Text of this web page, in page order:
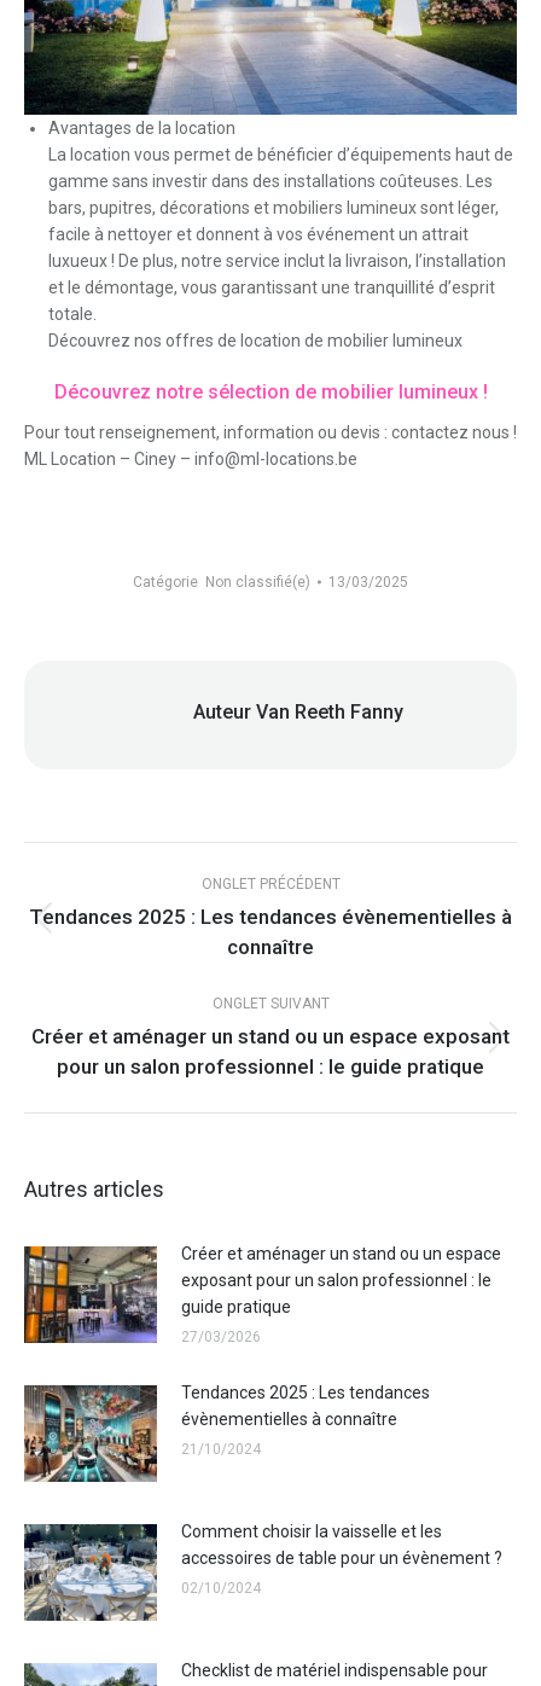
Avantages de la location
La location vous permet de bénéficier d’équipements haut de
gamme sans investir dans des installations coûteuses. Les
bars, pupitres, décorations et mobiliers lumineux sont léger,
facile à nettoyer et donnent à vos événement un attrait
luxueux ! De plus, notre service inclut la livraison, l’installation
et le démontage, vous garantissant une tranquillité d’esprit
totale.
Découvrez nos offres de location de mobilier lumineux
Découvrez notre sélection de mobilier lumineux !
Pour tout renseignement, information ou devis : contactez nous !
ML Location – Ciney – info@ml-locations.be
Catégorie Non classifié(e) 13/03/2025
Auteur Van Reeth Fanny
commentaire
ONGLET PRÉCÉDENT
Onglet
précédent
Tendances 2025 : Les tendances évènementielles à
connaître
ONGLET SUIVANT
Onglet
suivant
Créer et aménager un stand ou un espace exposant
pour un salon professionnel : le guide pratique
Autres articles
Créer et aménager un stand ou un espace
exposant pour un salon professionnel : le
guide pratique
27/03/2026
Tendances 2025 : Les tendances
évènementielles à connaître
21/10/2024
Comment choisir la vaisselle et les
accessoires de table pour un évènement ?
02/10/2024
Checklist de matériel indispensable pour